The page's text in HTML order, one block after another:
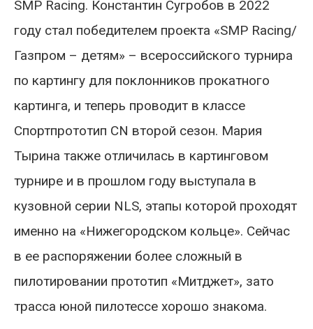
SMP Racing. Константин Сугробов в 2022
году стал победителем проекта «SMP Racing/
Газпром – детям» – всероссийского турнира
по картингу для поклонников прокатного
картинга, и теперь проводит в классе
Спортпрототип CN второй сезон. Мария
Тырина также отличилась в картинговом
турнире и в прошлом году выступала в
кузовной серии NLS, этапы которой проходят
именно на «Нижегородском кольце». Сейчас
в ее распоряжении более сложный в
пилотировании прототип «Митджет», зато
трасса юной пилотессе хорошо знакома.